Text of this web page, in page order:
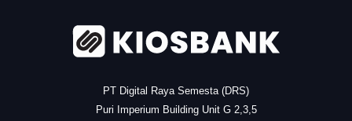
PT Digital Raya Semesta (DRS)
Puri Imperium Building Unit G 2,3,5